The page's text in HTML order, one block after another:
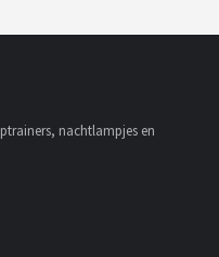
nachtlampjes en